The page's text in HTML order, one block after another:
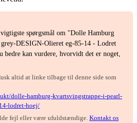
spørgsmål om "Dolle Hamburg
DESIGN-Olieret eg-85-14 - Lodret
bedre kan vurdere, hvorvidt det er noget,
altid at linke tilbage til denne side som
dolle-hamburg-kvartsvingstrappe-i-pearl-
lodret-hoej/
fejl eller være ufuldstændige. Kontakt os